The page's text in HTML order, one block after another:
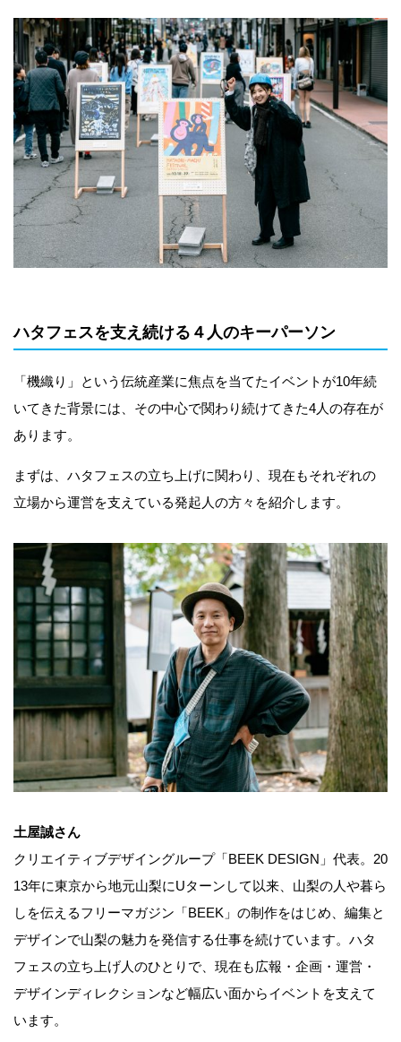
ハタフェスを支え続ける４人のキーパーソン
「機織り」という伝統産業に焦点を当てたイベントが10年続
いてきた背景には、その中心で関わり続けてきた4人の存在が
あります。
まずは、ハタフェスの立ち上げに関わり、現在もそれぞれの
立場から運営を支えている発起人の方々を紹介します。
土屋誠さん
クリエイティブデザイングループ「BEEK DESIGN」代表。20
13年に東京から地元山梨にUターンして以来、山梨の人や暮ら
しを伝えるフリーマガジン「BEEK」の制作をはじめ、編集と
デザインで山梨の魅力を発信する仕事を続けています。ハタ
フェスの立ち上げ人のひとりで、現在も広報・企画・運営・
デザインディレクションなど幅広い面からイベントを支えて
います。